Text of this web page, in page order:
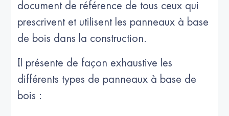
document de référence de tous ceux qui
prescrivent et utilisent les panneaux à base
de bois dans la construction.
Il présente de façon exhaustive les
différents types de panneaux à base de
bois :